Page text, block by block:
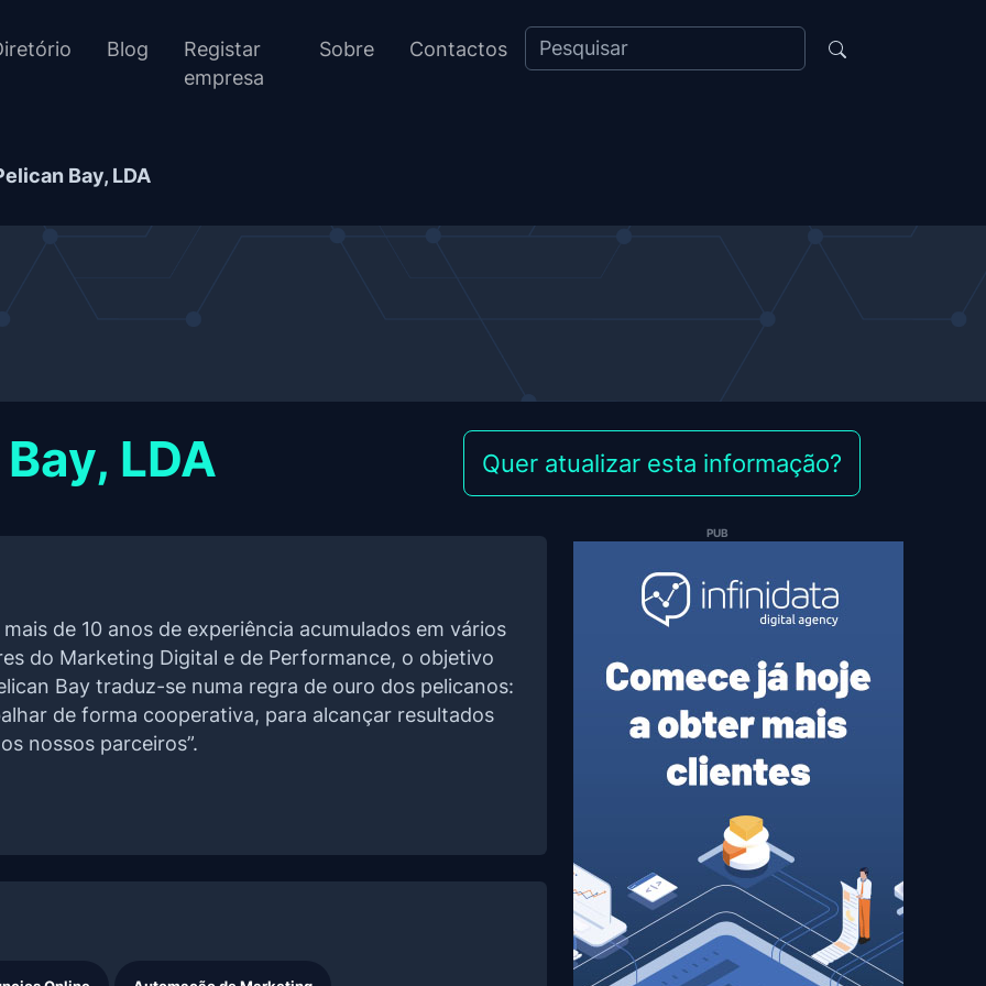
Blog
Registar
empresa
Sobre Contactos
Bay, LDA
LDA Quer atualizar esta informação?
mais de 10 anos de experiência acumulados em vários
do Marketing Digital e de Performance, o objetivo
Bay traduz-se numa regra de ouro dos pelicanos:
de forma cooperativa, para alcançar resultados
nossos parceiros”.
PUB